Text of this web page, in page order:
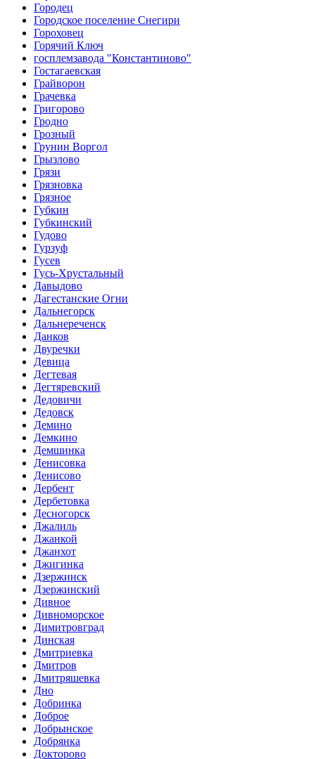
Городец
Городское поселение Снегири
Гороховец
Горячий Ключ
госплемзавода "Константиново"
Гостагаевская
Грайворон
Грачевка
Григорово
Гродно
Грозный
Грунин Воргол
Грызлово
Грязи
Грязновка
Грязное
Губкин
Губкинский
Гудово
Гурзуф
Гусев
Гусь-Хрустальный
Давыдово
Дагестанские Огни
Дальнегорск
Дальнереченск
Данков
Двуречки
Девица
Дегтевая
Дегтяревский
Дедовичи
Дедовск
Демино
Демкино
Демшинка
Денисовка
Денисово
Дербент
Дербетовка
Десногорск
Джалиль
Джанкой
Джанхот
Джигинка
Дзержинск
Дзержинский
Дивное
Дивноморское
Димитровград
Динская
Дмитриевка
Дмитров
Дмитряшевка
Дно
Добринка
Доброе
Добрынское
Добрянка
Докторово